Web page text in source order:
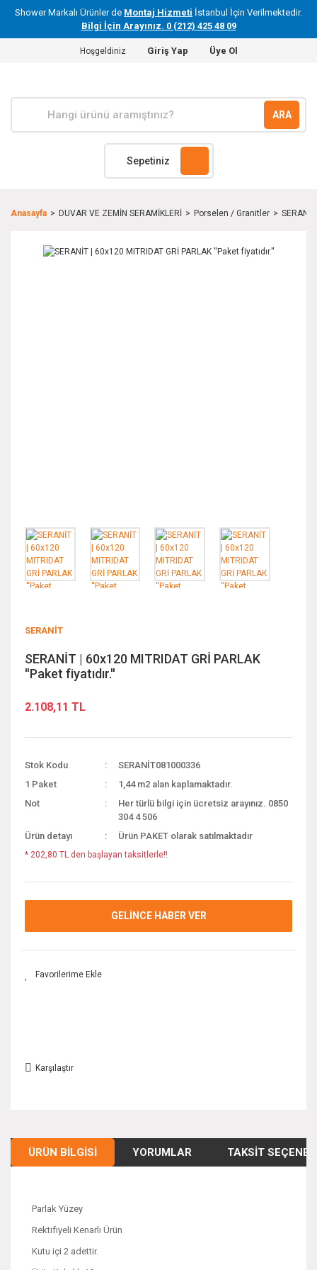
Shower Markalı Ürünler de Montaj Hizmeti İstanbul İçin Verilmektedir.
Bilgi İçin Arayınız. 0 (212) 425 48 09
Hoşgeldiniz Giriş Yap Üye Ol
ARA
Sepetiniz
Anasayfa DUVAR VE ZEMİN SERAMİKLERİ Porselen / Granitler
SERANİT
SERANİT | 60x120 MITRIDAT GRİ PARLAK
''Paket fiyatıdır.''
2.108,11 TL
Stok Kodu
SERANİT081000336
1 Paket
1,44 m2 alan kaplamaktadır.
Not
Her türlü bilgi için ücretsiz arayınız. 0850
304 4 506
Ürün detayı
Ürün PAKET olarak satılmaktadır
* 202,80 TL den başlayan taksitlerle!!
GELİNCE HABER VER
Karşılaştır
ÜRÜN BILGISI YORUMLAR TAKSIT
Parlak Yüzey
Rektifiyeli Kenarlı Ürün
Kutu içi 2 adettir.